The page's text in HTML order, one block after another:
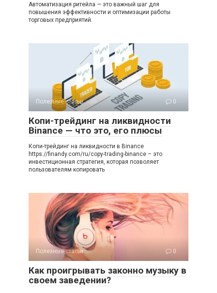
Автоматизация ритейла — это важный шаг для
повышения эффективности и оптимизации работы
торговых предприятий.
Полезные статьи 0
Копи-трейдинг на ликвидности
Binance — что это, его плюсы
Копи-трейдинг на ликвидности в Binance
https://finandy.com/ru/copy-trading-binance – это
инвестиционная стратегия, которая позволяет
пользователям копировать
Полезные статьи 0
Как проигрывать законно музыку в
своем заведении?